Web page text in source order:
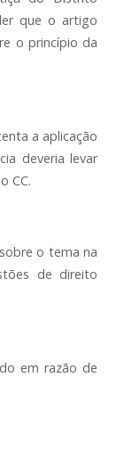
que o artigo
o princípio da
a aplicação
deveria levar
CC.
o tema na
de direito
em razão de